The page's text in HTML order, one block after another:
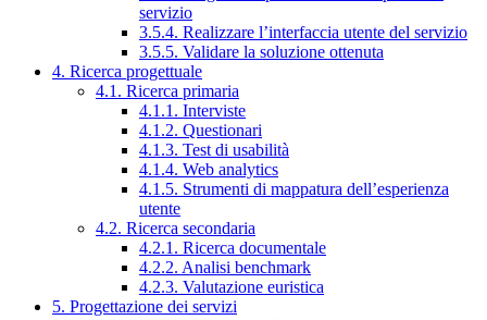
servizio
3.5.4. Realizzare l’interfaccia utente del servizio
3.5.5. Validare la soluzione ottenuta
4. Ricerca progettuale
4.1. Ricerca primaria
4.1.1. Interviste
4.1.2. Questionari
4.1.3. Test di usabilità
4.1.4. Web analytics
4.1.5. Strumenti di mappatura dell’esperienza
utente
4.2. Ricerca secondaria
4.2.1. Ricerca documentale
4.2.2. Analisi benchmark
4.2.3. Valutazione euristica
5. Progettazione dei servizi